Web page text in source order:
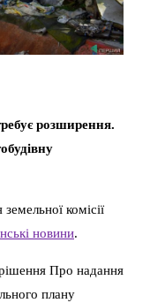
розширення.
комісії
новини.
Про надання
плану